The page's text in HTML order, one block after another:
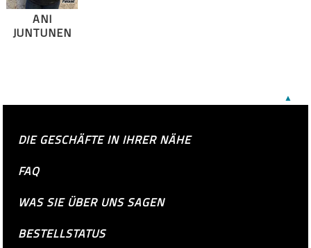
ANI
JUNTUNEN
▲
DIE GESCHÄFTE IN IHRER NÄHE
FAQ
WAS SIE ÜBER UNS SAGEN
BESTELLSTATUS